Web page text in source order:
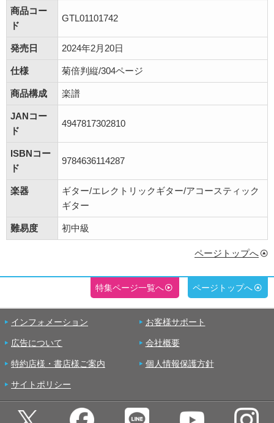
商品コー
ド
GTL01101742
発売日 2024年2月20日
仕様 菊倍判縦/304ページ
商品構成 楽譜
JANコー
ド
4947817302810
ISBNコー
ド
9784636114287
楽器
ギター/エレクトリックギター/アコースティック
ギター
難易度 初中級
ページトップへ
特集ページ一覧へ ページトップへ
インフォメーション お客様サポート
広告について 会社概要
特約店様・書店様ご案内 個人情報保護方針
サイトポリシー